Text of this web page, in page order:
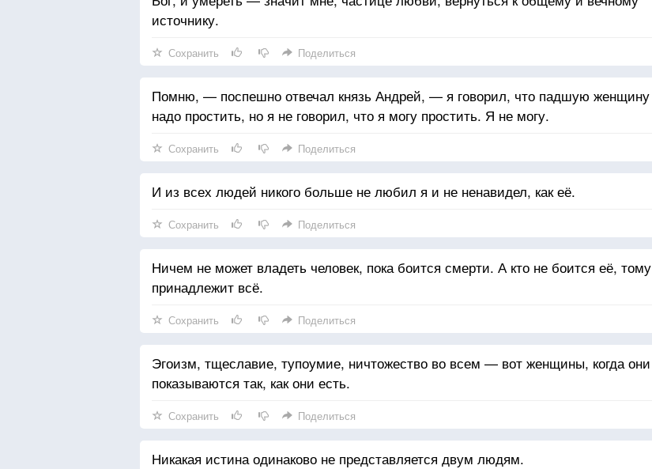
источнику.
Сохранить Поделиться
Помню, — поспешно отвечал князь Андрей, — я говорил, что падшую женщину
надо простить, но я не говорил, что я могу простить. Я не могу.
Сохранить Поделиться
И из всех людей никого больше не любил я и не ненавидел, как её.
Сохранить Поделиться
Ничем не может владеть человек, пока боится смерти. А кто не боится её, тому
принадлежит всё.
Сохранить Поделиться
Эгоизм, тщеславие, тупоумие, ничтожество во всем — вот женщины, когда они
показываются так, как они есть.
Сохранить Поделиться
Никакая истина одинаково не представляется двум людям.